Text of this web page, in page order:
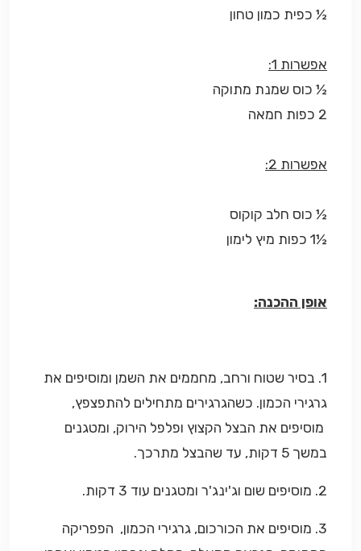
½ כפית כמון טחון
אפשרות 1:
½ כוס שמנת מתוקה
2 כפות חמאה
אפשרות 2:
½ כוס חלב קוקוס
½1 כפות מיץ לימון
אופן ההכנה:
1. בסיר שטוח ורחב, מחממים את השמן ומוסיפים את
גרגירי הכמון. כשהגרגירים מתחילים להתפצפץ,
מוסיפים את הבצל הקצוץ ופלפל הירוק, ומטגנים
במשך 5 דקות, עד שהבצל מתרכך.
2. מוסיפים שום וג'ינג'ר ומטגנים עוד 3 דקות.
3. מוסיפים את הכורכום, גרגירי הכמון, הפפריקה